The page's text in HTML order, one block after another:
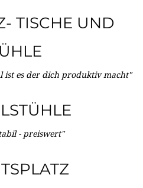
TISCHE UND
ist es der dich produktiv macht"
- preiswert"